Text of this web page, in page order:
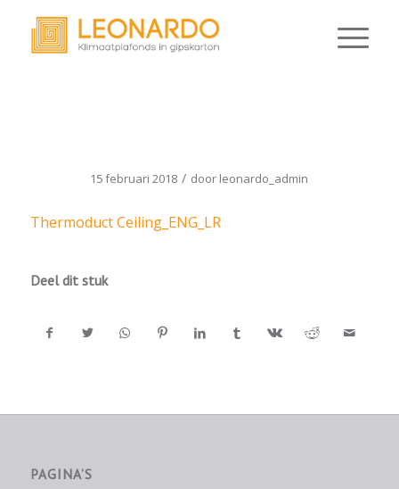
15 februari 2018 / door leonardo_admin
Thermoduct Ceiling_ENG_LR
Deel dit stuk
PAGINA’S